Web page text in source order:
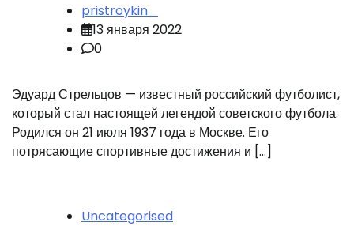
pristroykin_
13 января 2022
0
Эдуард Стрельцов — известный российский футболист,
который стал настоящей легендой советского футбола.
Родился он 21 июля 1937 года в Москве. Его
потрясающие спортивные достижения и […]
Uncategorised